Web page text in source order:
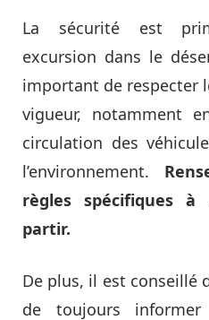
La sécurité est
excursion dans le
important de respecter
vigueur, notamment
circulation des
l’environnement.
règles spécifiques
partir.
De plus, il est conseillé
de toujours informer